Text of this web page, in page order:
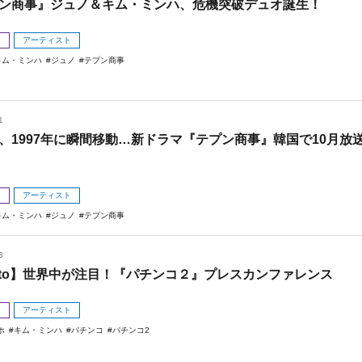
商事』ジュノ＆キム・ミンハ、危機突破デュオ誕生！
アーティスト
ム・ミンハ ジュノ テプン商事
1997年に瞬間移動…新ドラマ『テプン商事』韓国で10月放
アーティスト
ム・ミンハ ジュノ テプン商事
】世界中が注目！『パチンコ２』プレスカンファレンス
アーティスト
キム・ミンハ パチンコ パチンコ2